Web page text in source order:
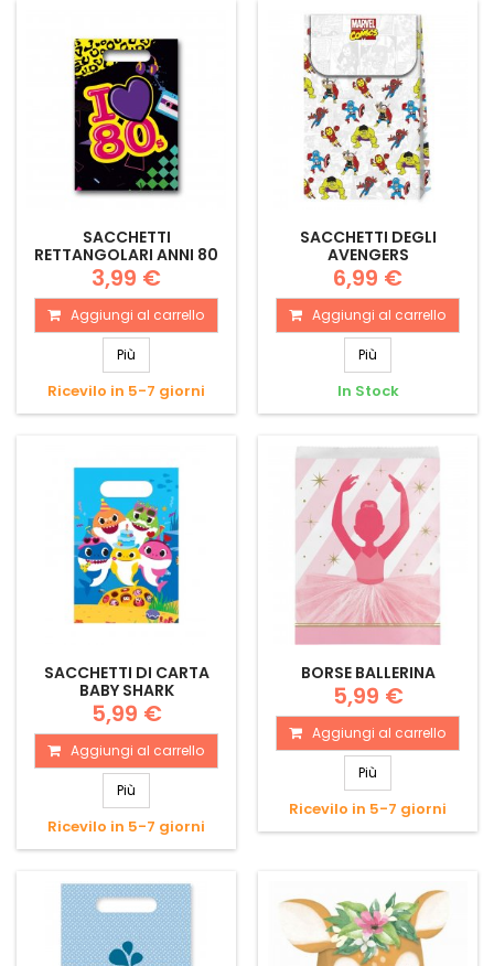
SACCHETTI
RETTANGOLARI ANNI 80
3,99 €
Aggiungi al carrello
Più
Ricevilo in 5-7 giorni
SACCHETTI DEGLI
AVENGERS
6,99 €
Aggiungi al carrello
Più
In Stock
SACCHETTI DI CARTA
BABY SHARK
5,99 €
Aggiungi al carrello
Più
Ricevilo in 5-7 giorni
BORSE BALLERINA
5,99 €
Aggiungi al carrello
Più
Ricevilo in 5-7 giorni